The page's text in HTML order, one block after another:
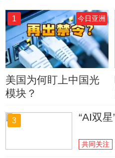
1 今日亚洲
美国为何盯上中国光
模块？
3 “AI双
共同关注